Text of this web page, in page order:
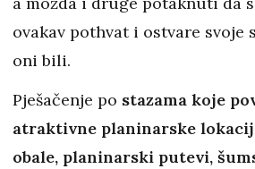
ovakav pothvat i ostvare svoje
oni bili.
Pješačenje po stazama koje
atraktivne planinarske
obale, planinarski putevi,